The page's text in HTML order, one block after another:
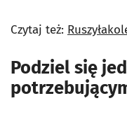
Czytaj też:
Podziel się